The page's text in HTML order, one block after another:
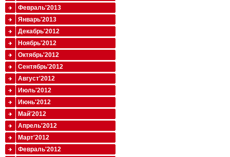
Февраль'2013
Январь'2013
Декабрь'2012
Ноябрь'2012
Октябрь'2012
Сентябрь'2012
Август'2012
Июль'2012
Июнь'2012
Май'2012
Апрель'2012
Март'2012
Февраль'2012